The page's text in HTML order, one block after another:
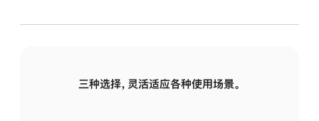
三种选择，灵活适应各种使用场景。